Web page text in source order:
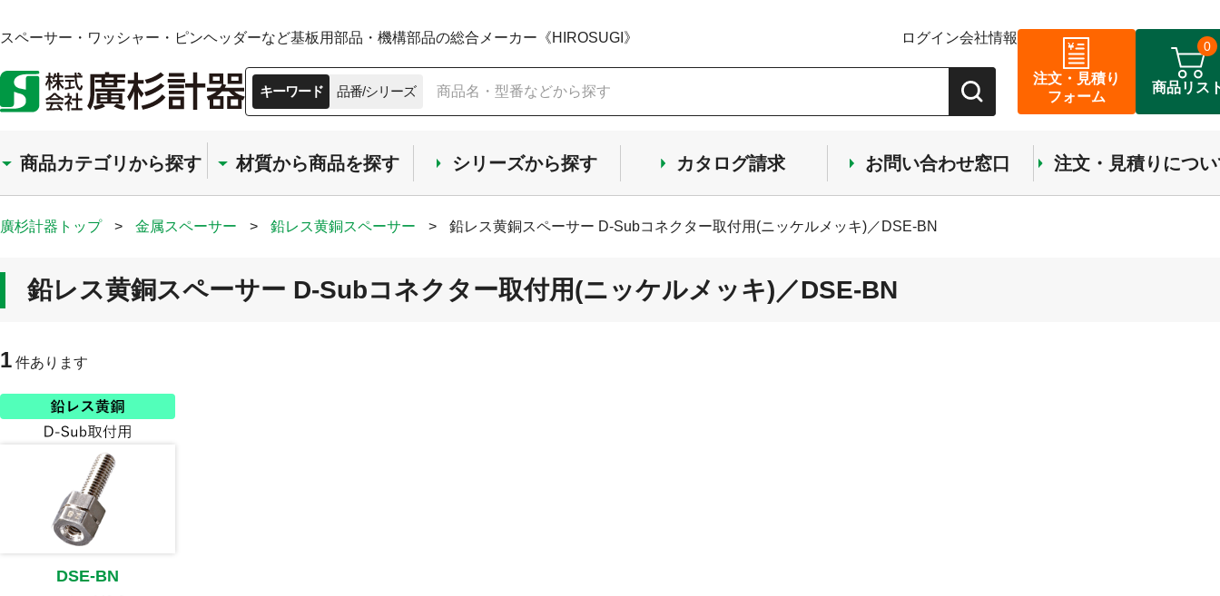
スペーサー・ワッシャー・ピンヘッダーなど基板用部品・機構部品の総合メーカー《HIROSUGI》 ログイン会社情報
キーワード 品番/シリーズ
注文・見積り
フォーム
商品リス
0
商品カテゴリから探す 材質から商品を探す シリーズから探す カタログ請求 お問い合わせ窓口 注文・見積りにつ
廣杉計器トップ > 金属スペーサー > 鉛レス黄銅スペーサー > 鉛レス黄銅スペーサー D-Subコネクター取付用(ニッケルメッキ)／DSE-BN
鉛レス黄銅スペーサー D-Subコネクター取付用(ニッケルメッキ)／DSE-BN
1 件あります
DSE-BN